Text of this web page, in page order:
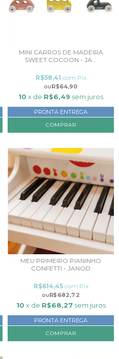
MINI CARROS DE MADEIRA
SWEET COCOON - JA...
R$64,90
R$58,41 com Pix
10 x de R$6,49 sem juros
PRONTA ENTREGA
COMPRAR
MEU PRIMEIRO PIANINHO
CONFETTI - JANOD
R$682,72
R$614,45 com Pix
10 x de R$68,27 sem juros
PRONTA ENTREGA